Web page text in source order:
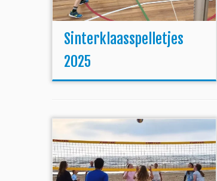
Sinterklaasspelletjes
2025